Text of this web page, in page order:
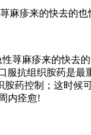
麻疹来的快去的
麻疹来的快去
抗组织胺药是
药控制；这时候
内痊愈!